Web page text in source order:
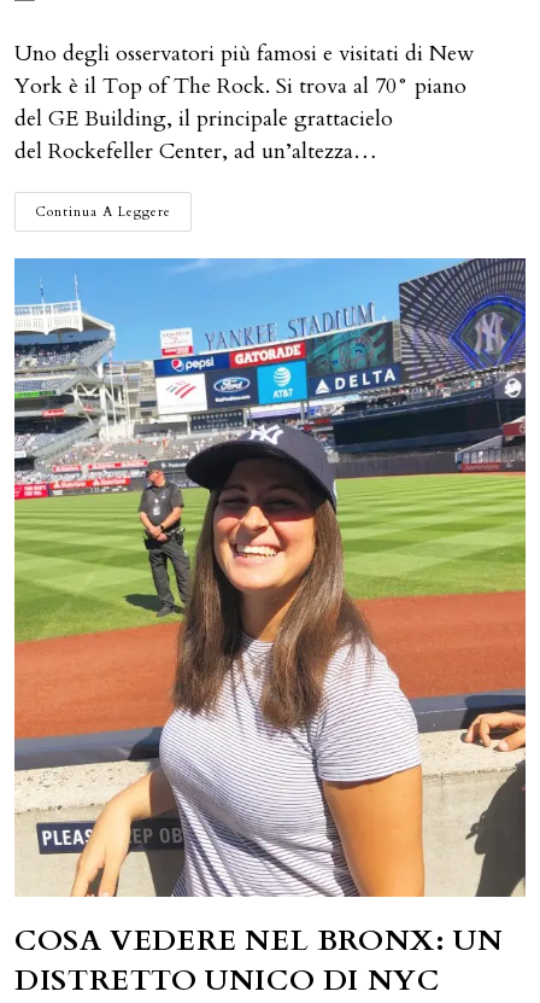
Uno degli osservatori più famosi e visitati di New
York è il Top of The Rock. Si trova al 70° piano
del GE Building, il principale grattacielo
del Rockefeller Center, ad un’altezza…
Continua A Leggere
OF
ROCK:
UNA
SPETTACOLARE
COSA VEDERE NEL BRONX: UN
DISTRETTO UNICO DI NYC